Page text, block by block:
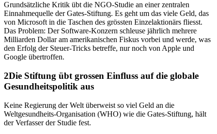
Grundsätzliche Kritik übt die NGO-Studie an einer zentralen
Einnahmequelle der Gates-Stiftung. Es geht um das viele Geld, das
von Microsoft in die Taschen des grössten Einzelaktionärs fliesst.
Das Problem: Der Software-Konzern schleuse jährlich mehrere
Milliarden Dollar am amerikanischen Fiskus vorbei und werde, was
den Erfolg der Steuer-Tricks betreffe, nur noch von Apple und
Google übertroffen.
Die Stiftung übt grossen Einfluss auf die globale
Gesundheitspolitik aus
Keine Regierung der Welt überweist so viel Geld an die
Weltgesundheits-Organisation (WHO) wie die Gates-Stiftung, hält
der Verfasser der Studie fest.